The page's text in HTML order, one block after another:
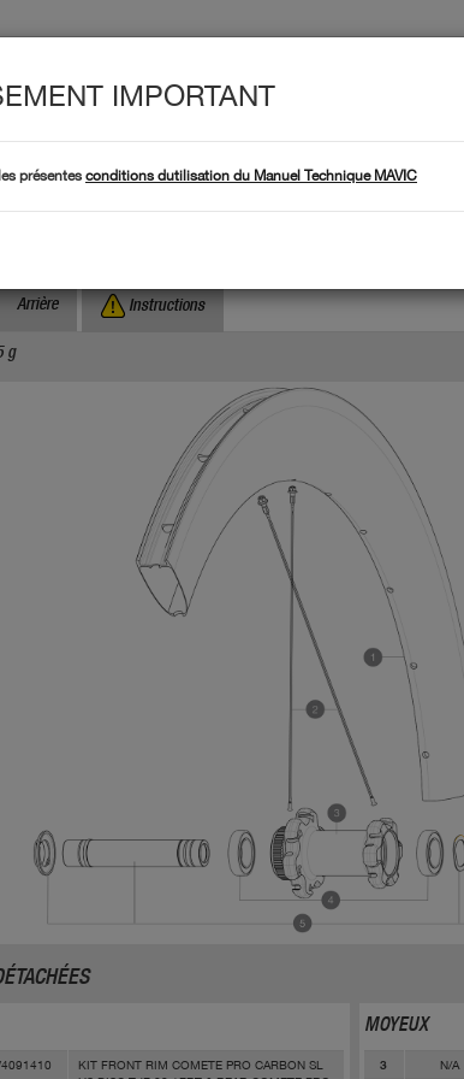
par numéro de serie : Où trouver le
Arrière Instructions
g
KIT FRONT RIM COMETE PRO CARBON SL
MOYEUX
3 N/A
IMPORTANT
présentes conditions dutilisation du Manuel Technique MAVIC